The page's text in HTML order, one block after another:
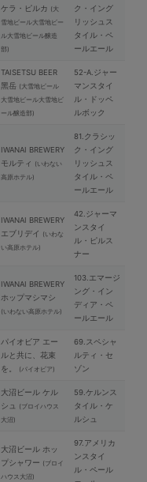
ケラ・ピルカ (⼤
雪地ビール⼤雪地ビー
ル⼤雪地ビール醸造
部)
ク・イング
リッシュス
タイル・ペ
ールエール
TAISETSU BEER
⿊岳 (⼤雪地ビール
⼤雪地ビール⼤雪地ビ
ール醸造部)
52-A.ジャー
マンスタイ
ル・ドッペ
ルボック
IWANAI BREWERY
モルティ (いわない
高原ホテル)
81.クラシッ
ク・イング
リッシュス
タイル・ペ
ールエール
IWANAI BREWERY
エブリデイ (いわな
い高原ホテル)
42.ジャーマ
ンスタイ
ル・ピルス
ナー
IWANAI BREWERY
ホップマシマシ
(いわない高原ホテル)
103.エマージ
ング・イン
ディア・ペ
ールエール
パイオビア エー
ルと共に、花束
を。
(パイオビア)
69.スペシャ
ルティ・セ
ゾン
⼤沼ビール ケル
シュ
(ブロイハウス
⼤沼)
59.ケルンス
タイル・ケ
ルシュ
⼤沼ビール ホッ
プシャワー (ブロイ
ハウス⼤沼)
97.アメリカ
ンスタイ
ル・ペール